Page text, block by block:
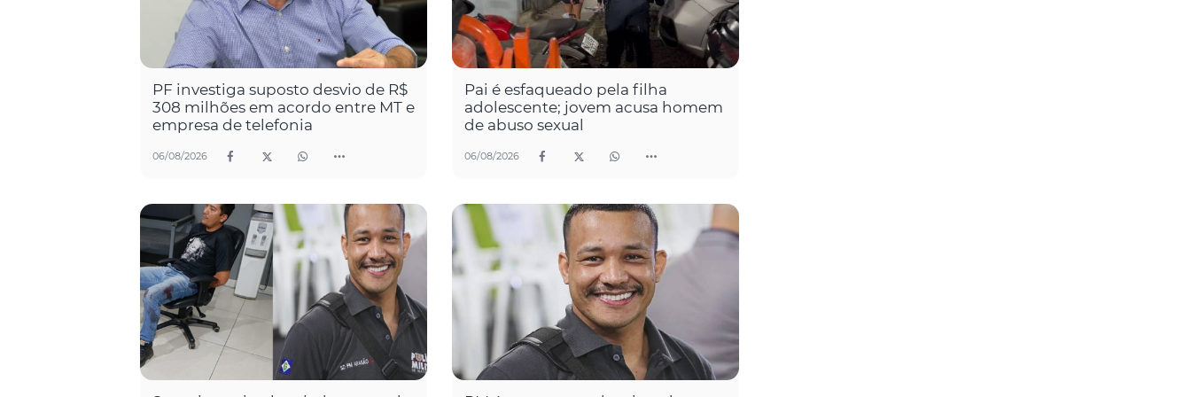
PF investiga suposto desvio de R$
308 milhões em acordo entre MT e
empresa de telefonia
06/08/2026
Pai é esfaqueado pela filha
adolescente; jovem acusa homem
de abuso sexual
06/08/2026